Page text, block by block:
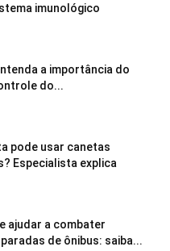
imunológico
a importância do
do...
pode usar canetas
Especialista explica
ajudar a combater
de ônibus: saiba...